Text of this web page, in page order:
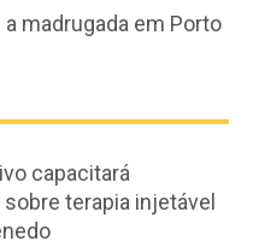
madrugada em Porto
capacitará
terapia injetável